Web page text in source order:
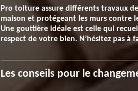
Pro toiture assure différents travaux
maison et protégeant les murs contre
Une gouttière idéale est celle qui
respect de votre bien. N’hésitez pas à
Les conseils pour le